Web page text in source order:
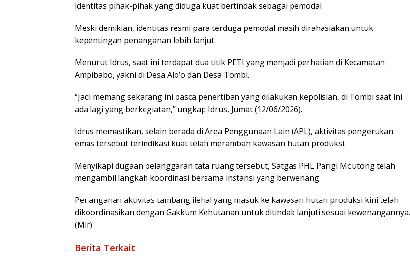
identitas pihak-pihak yang diduga kuat bertindak sebagai pemodal.
Meski demikian, identitas resmi para terduga pemodal masih dirahasiakan untuk
kepentingan penanganan lebih lanjut.
Menurut Idrus, saat ini terdapat dua titik PETI yang menjadi perhatian di Kecamatan
Ampibabo, yakni di Desa Alo’o dan Desa Tombi.
“Jadi memang sekarang ini pasca penertiban yang dilakukan kepolisian, di Tombi saat ini
ada lagi yang berkegiatan,” ungkap Idrus, Jumat (12/06/2026).
Idrus memastikan, selain berada di Area Penggunaan Lain (APL), aktivitas pengerukan
emas tersebut terindikasi kuat telah merambah kawasan hutan produksi.
Menyikapi dugaan pelanggaran tata ruang tersebut, Satgas PHL Parigi Moutong telah
mengambil langkah koordinasi bersama instansi yang berwenang.
Penanganan aktivitas tambang ilehal yang masuk ke kawasan hutan produksi kini telah
dikoordinasikan dengan Gakkum Kehutanan untuk ditindak lanjuti sesuai kewenangannya.
(Mir)
Berita Terkait